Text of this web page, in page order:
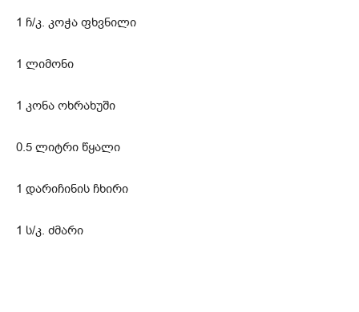
1 ჩ/კ. კოჭა ფხვნილი
1 ლიმონი
1 კონა ოხრახუში
0.5 ლიტრი წყალი
1 დარიჩინის ჩხირი
1 ს/კ. ძმარი